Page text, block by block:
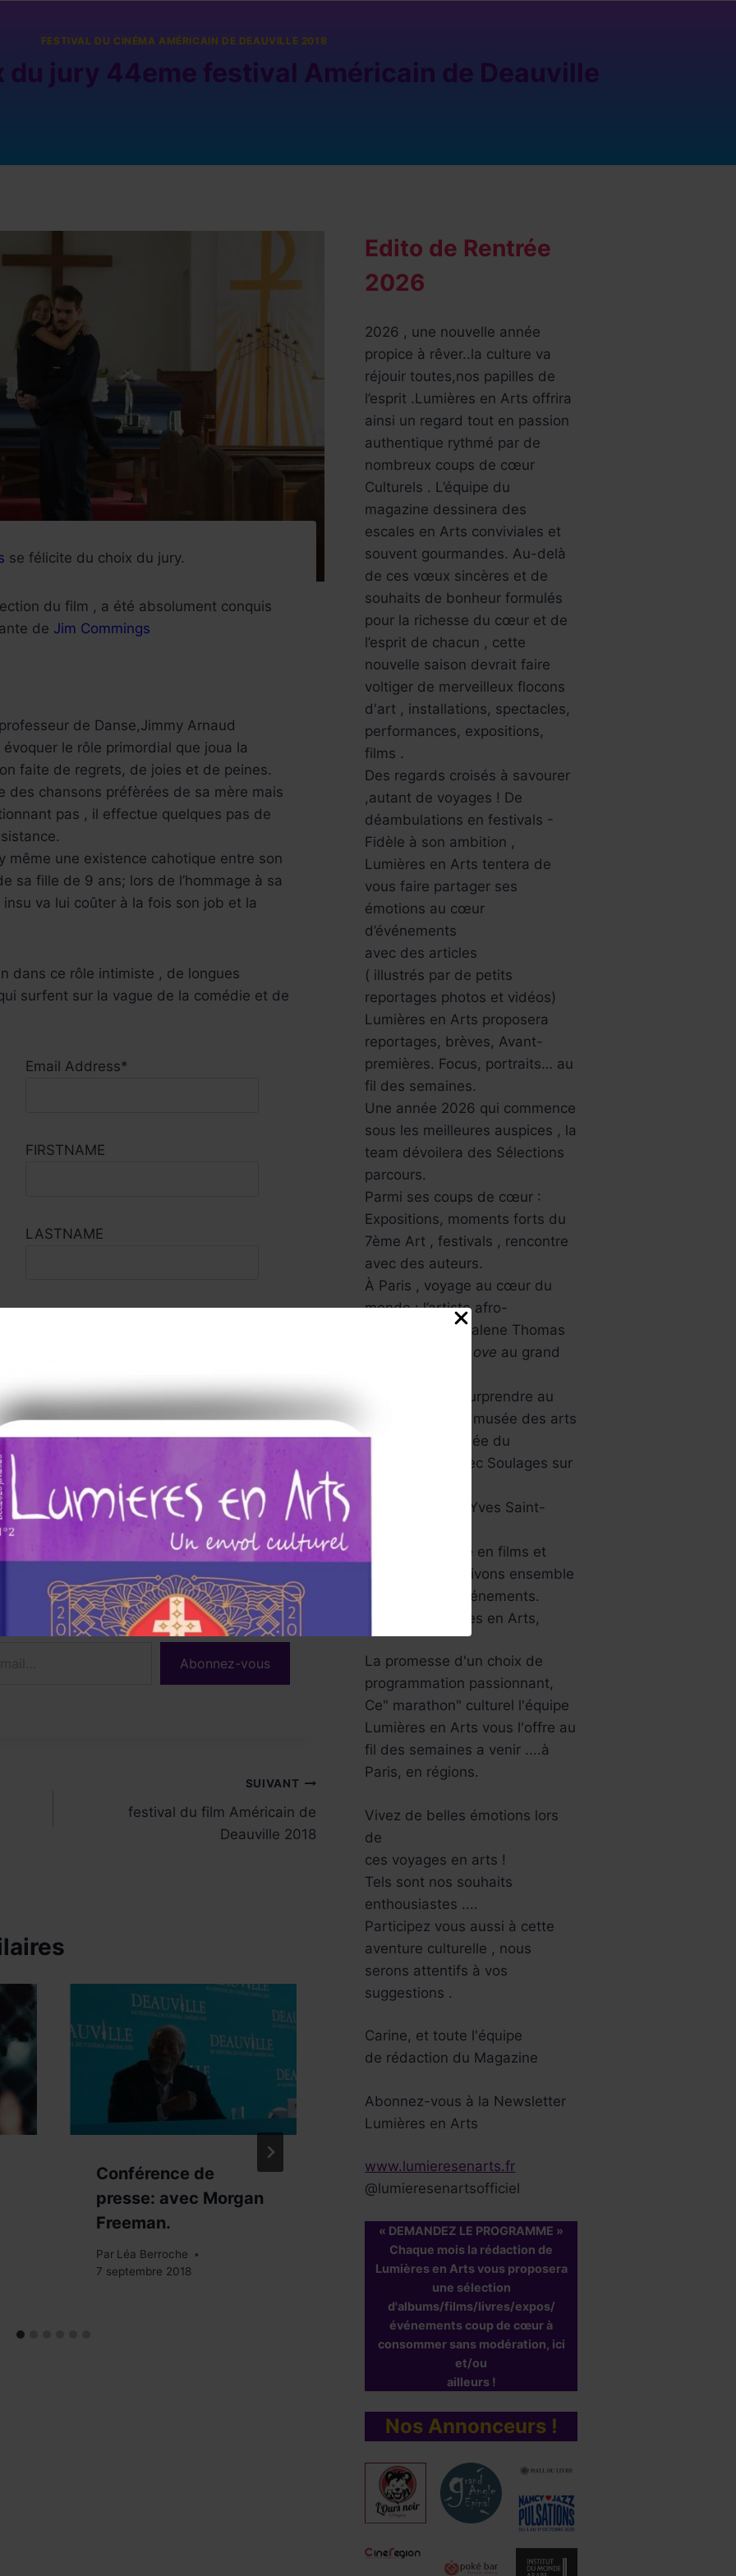
Réservez !
FESTIVAL DU CINÉMA AMÉRICAIN DE DEAUVILLE 2018
du jury 44eme festival Américain de Deauville
se félicite du choix du jury.
du film , a été absolument conquis
de Jim Commings
de Danse,Jimmy Arnaud
évoquer le rôle primordial que joua la
faite de regrets, de joies et de peines.
des chansons préfèrées de sa mère mais
pas , il effectue quelques pas de
même une existence cahotique entre son
sa fille de 9 ans; lors de l’hommage à sa
va lui coûter à la fois son job et la
dans ce rôle intimiste , de longues
surfent sur la vague de la comédie et de
Email Address*
FIRSTNAME
LASTNAME
Lumières en Arts Magazine
the latest posts sent to your email.
Abonnez-vous
SUIVANT
festival du film Américain de
Deauville 2018
Conférence de
presse: avec Morgan
Freeman.
Par Léa Berroche
7 septembre 2018
Festival du film
américain de
Deauville 2018
Léa Berroche
6 septembre 2018
Edito de Rentrée
2026
2026 , une nouvelle année
propice à rêver..la culture va
réjouir toutes,nos papilles de
l’esprit .Lumières en Arts offrira
ainsi un regard tout en passion
authentique rythmé par de
nombreux coups de cœur
Culturels . L’équipe du
magazine dessinera des
escales en Arts conviviales et
souvent gourmandes. Au-delà
de ces vœux sincères et de
souhaits de bonheur formulés
pour la richesse du cœur et de
l’esprit de chacun , cette
nouvelle saison devrait faire
voltiger de merveilleux flocons
d'art , installations, spectacles,
performances, expositions,
films .
Des regards croisés à savourer
,autant de voyages ! De
déambulations en festivals -
Fidèle à son ambition ,
Lumières en Arts tentera de
vous faire partager ses
émotions au cœur
d’événements
avec des articles
( illustrés par de petits
reportages photos et vidéos)
Lumières en Arts proposera
reportages, brèves, Avant-
premières. Focus, portraits… au
fil des semaines.
Une année 2026 qui commence
sous les meilleures auspices , la
team dévoilera des Sélections
parcours.
Parmi ses coups de cœur :
Expositions, moments forts du
7ème Art , festivals , rencontre
avec des auteurs.
À Paris , voyage au cœur du
monde : l’artiste afro-
américaine Mickalene Thomas
All About Love au grand
L’Asie va vous surprendre au
musée Guimet , musée des arts
asiatiques , Musée du
Luxembourg avec Soulages sur
Aussi le musée Yves Saint-
Une année riche en films et
festivals, bref ,vivons ensemble
tous ces jolis événements.
L’équipe Lumières en Arts,
La promesse d'un choix de
programmation passionnant,
Ce" marathon" culturel l'équipe
Lumières en Arts vous l'offre au
fil des semaines a venir ....à
Paris, en régions.
Vivez de belles émotions lors
de
ces voyages en arts !
Tels sont nos souhaits
enthousiastes ....
Participez vous aussi à cette
aventure culturelle , nous
serons attentifs à vos
suggestions .
Carine, et toute l'équipe
de rédaction du Magazine
Abonnez-vous à la Newsletter
Lumières en Arts
www.lumieresenarts.fr
@lumieresenartsofficiel
« DEMANDEZ LE PROGRAMME »
Chaque mois la rédaction de
Lumières en Arts vous proposera
une sélection
d'albums/films/livres/expos/
événements coup de cœur à
consommer sans modération, ici
et/ou
ailleurs !
Nos Annonceurs !